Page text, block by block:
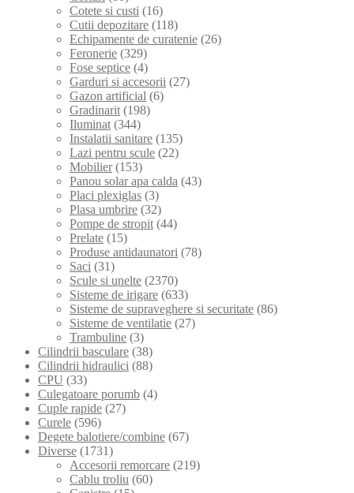
Cotete si custi (16)
Cutii depozitare (118)
Echipamente de curatenie (26)
Feronerie (329)
Fose septice (4)
Garduri si accesorii (27)
Gazon artificial (6)
Gradinarit (198)
Iluminat (344)
Instalatii sanitare (135)
Lazi pentru scule (22)
Mobilier (153)
Panou solar apa calda (43)
Placi plexiglas (3)
Plasa umbrire (32)
Pompe de stropit (44)
Prelate (15)
Produse antidaunatori (78)
Saci (31)
Scule si unelte (2370)
Sisteme de irigare (633)
Sisteme de supraveghere si securitate (86)
Sisteme de ventilatie (27)
Trambuline (3)
Cilindrii basculare (38)
Cilindrii hidraulici (88)
CPU (33)
Culegatoare porumb (4)
Cuple rapide (27)
Curele (596)
Degete balotiere/combine (67)
Diverse (1731)
Accesorii remorcare (219)
Cablu troliu (60)